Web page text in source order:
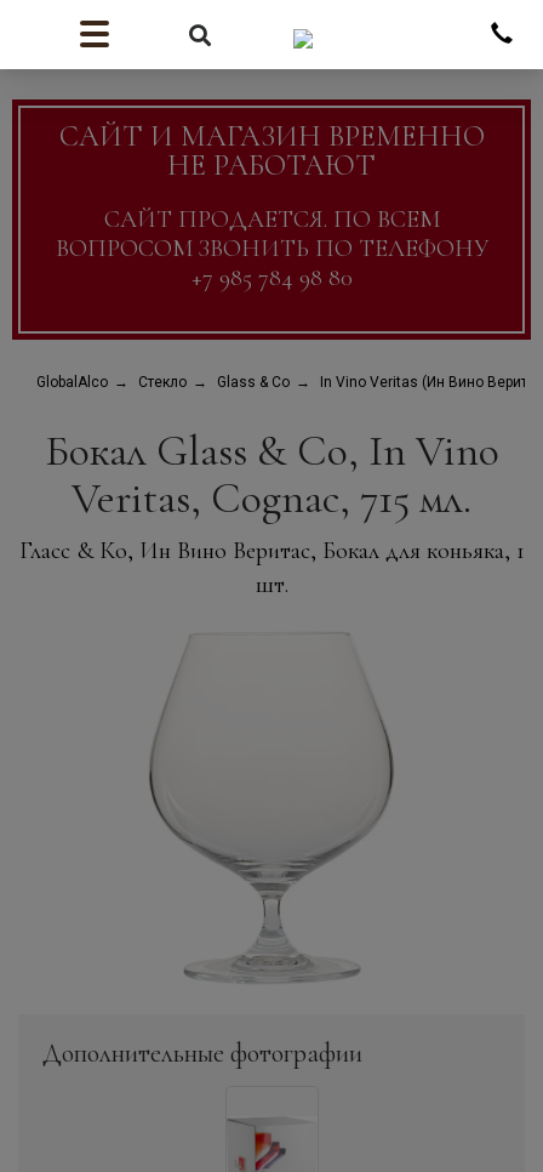
САЙТ И МАГАЗИН ВРЕМЕННО
НЕ РАБОТАЮТ
САЙТ ПРОДАЕТСЯ. ПО ВСЕМ
ВОПРОСОМ ЗВОНИТЬ ПО ТЕЛЕФОНУ
+7 985 784 98 80
GlobalAlco Стекло Glass & Co In Vino Veritas (Ин Вино
Бокал Glass & Co, In Vino
Veritas, Cognac, 715 мл.
Гласс & Ко, Ин Вино Веритас, Бокал для коньяка, 1
шт.
Дополнительные фотографии